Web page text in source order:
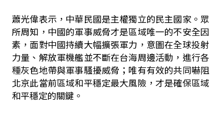
蕭光偉表示，中華民國是主權獨立的民主國家。眾
所周知，中國的軍事威脅才是區域唯一的不安全因
素，面對中國持續大幅擴張軍力，意圖在全球投射
力量、解放軍機艦並不斷在台海周邊活動，進行各
種灰色地帶與軍事騷擾威脅；唯有有效的共同嚇阻
北京此當前區域和平穩定最大風險，才是確保區域
和平穩定的關鍵。